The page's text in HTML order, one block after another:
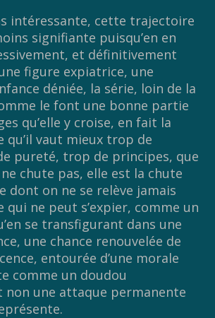
intéressante, cette trajectoire
signifiante puisqu’en en
et définitivement
figure expiatrice, une
déniée, la série, loin de la
le font une bonne partie
qu’elle y croise, en fait la
qu’il vaut mieux trop de
pureté, trop de principes, que
ne chute pas, elle est la chute
dont on ne se relève jamais
qui ne peut s’expier, comme un
se transfigurant dans une
une chance renouvelée de
entourée d’une morale
comme un doudou
une attaque permanente